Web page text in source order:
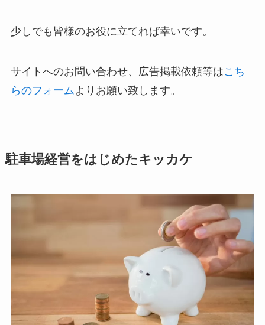
少しでも皆様のお役に立てれば幸いです。
サイトへのお問い合わせ、広告掲載依頼等はこち
らのフォームよりお願い致します。
駐車場経営をはじめたキッカケ